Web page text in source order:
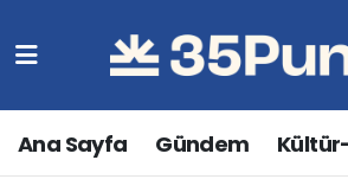
Ana Sayfa Gündem